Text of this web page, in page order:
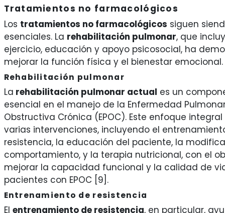
Tratamientos no farmacológicos
Los tratamientos no farmacológicos siguen
esenciales. La rehabilitación pulmonar, que
ejercicio, educación y apoyo psicosocial, ha
mejorar la función física y el bienestar emocional.
Rehabilitación pulmonar
La rehabilitación pulmonar actual es un
esencial en el manejo de la Enfermedad
Obstructiva Crónica (EPOC). Este enfoque
varias intervenciones, incluyendo el
resistencia, la educación del paciente, la
comportamiento, y la terapia nutricional, con el
mejorar la capacidad funcional y la calidad de
pacientes con EPOC [9].
Entrenamiento de resistencia
El entrenamiento de resistencia, en particular,